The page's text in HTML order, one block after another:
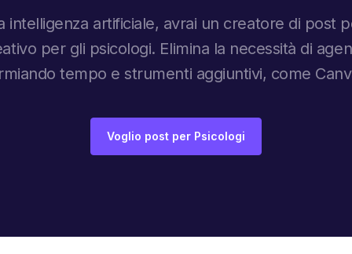
intelligenza artificiale, avrai un creatore di post
per gli psicologi. Elimina la necessità di
tempo e strumenti aggiuntivi, come
Voglio post per Psicologi